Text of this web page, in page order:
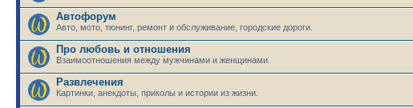
Автофорум
Авто, мото, тюнинг, ремонт и обслуживание, городские дороги.
Про любовь и отношения
Взаимоотношения между мужчинами и женщинами.
Развлечения
Картинки, анекдоты, приколы и истории из жизни.